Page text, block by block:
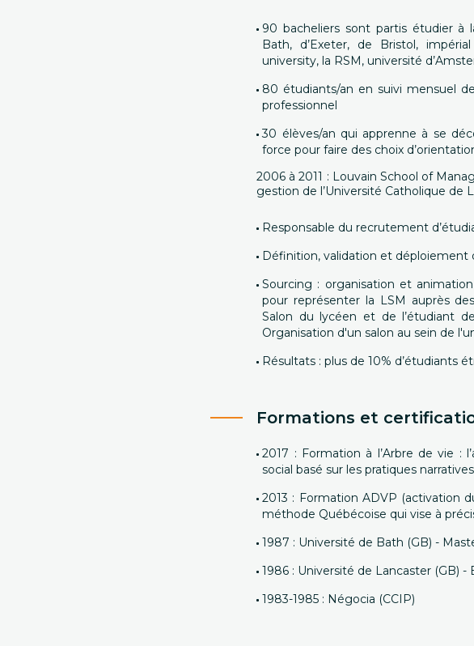
90 bacheliers sont partis étudier à
Bath, d’Exeter, de Bristol,
university, la RSM, université
80 étudiants/an en suivi mensuel
professionnel
30 élèves/an qui apprenne à se
force pour faire des choix
2006 à 2011 : Louvain School of
gestion de l’Université Catholique de
Responsable du recrutement
Définition, validation et
Sourcing : organisation et
pour représenter la LSM auprès
Salon du lycéen et de l’étudiant
Organisation d'un salon au sein de
Résultats : plus de 10% d’étudiants
Formations et
2017 : Formation à l’Arbre de vie :
social basé sur les pratiques narratives
2013 : Formation ADVP (activation
méthode Québécoise qui vise à
1987 : Université de Bath (GB) -
1986 : Université de Lancaster (GB)
1983-1985 : Négocia (CCIP)